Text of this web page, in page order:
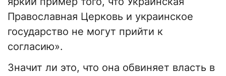
Православная Церковь и украинское
государство не могут прийти к
согласию».
Значит ли это, что она обвиняет власть в